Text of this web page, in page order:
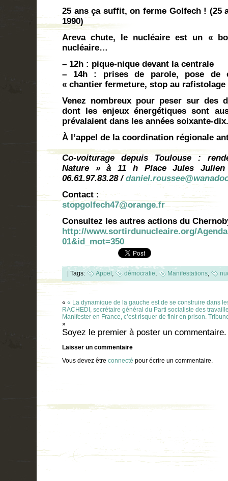
25 ans ça suffit, on ferme Golfech ! (25
1990)
Areva chute, le nucléaire est un «
nucléaire…
– 12h : pique-nique devant la centrale
– 14h : prises de parole, pose de
« chantier fermeture, stop au
Venez nombreux pour peser sur des
dont les enjeux énergétiques sont
prévalaient dans les années soixante-dix.
À l’appel de la coordination régionale
Co-voiturage depuis Toulouse :
Nature » à 11 h Place Jules Julien
06.61.97.83.28 /
Contact :
stopgolfech47@orange.fr
Consultez les autres actions du
http://www.sortirdunucleaire.org/
01&id_mot=350
| Tags: Appel, démocratie, Manifestations,
« « La dynamique de la gauche est de se construire dans
RACHEDI, secrétaire général du Parti socialiste des
Manifester en France, c’est risquer de finir en prison.
»
Soyez le premier à poster un commentaire.
Laisser un commentaire
Vous devez être connecté pour écrire un commentaire.